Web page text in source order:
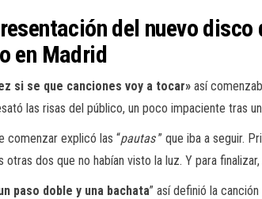
del nuevo
en Madrid
si se que canciones voy a tocar» así
las risas del público, un poco impaciente tras
comenzar explicó las “pautas” que iba a seguir.
otras dos que no habían visto la luz. Y para
paso doble y una bachata” así definió la